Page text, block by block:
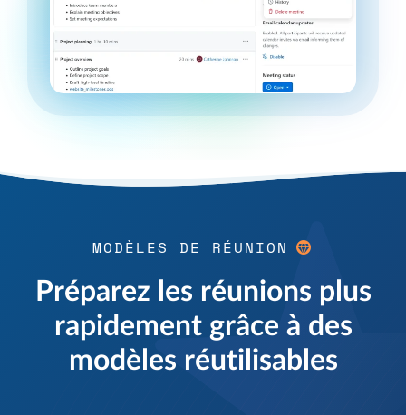
MODÈLES DE RÉUNION
Préparez les réunions plus
rapidement grâce à des
modèles réutilisables